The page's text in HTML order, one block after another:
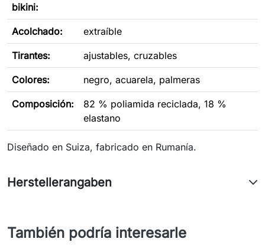
bikini:
Acolchado: extraíble
Tirantes: ajustables, cruzables
Colores: negro, acuarela, palmeras
Composición:
82 % poliamida reciclada, 18 %
elastano
Diseñado en Suiza, fabricado en Rumanía.
Herstellerangaben
También podría interesarle